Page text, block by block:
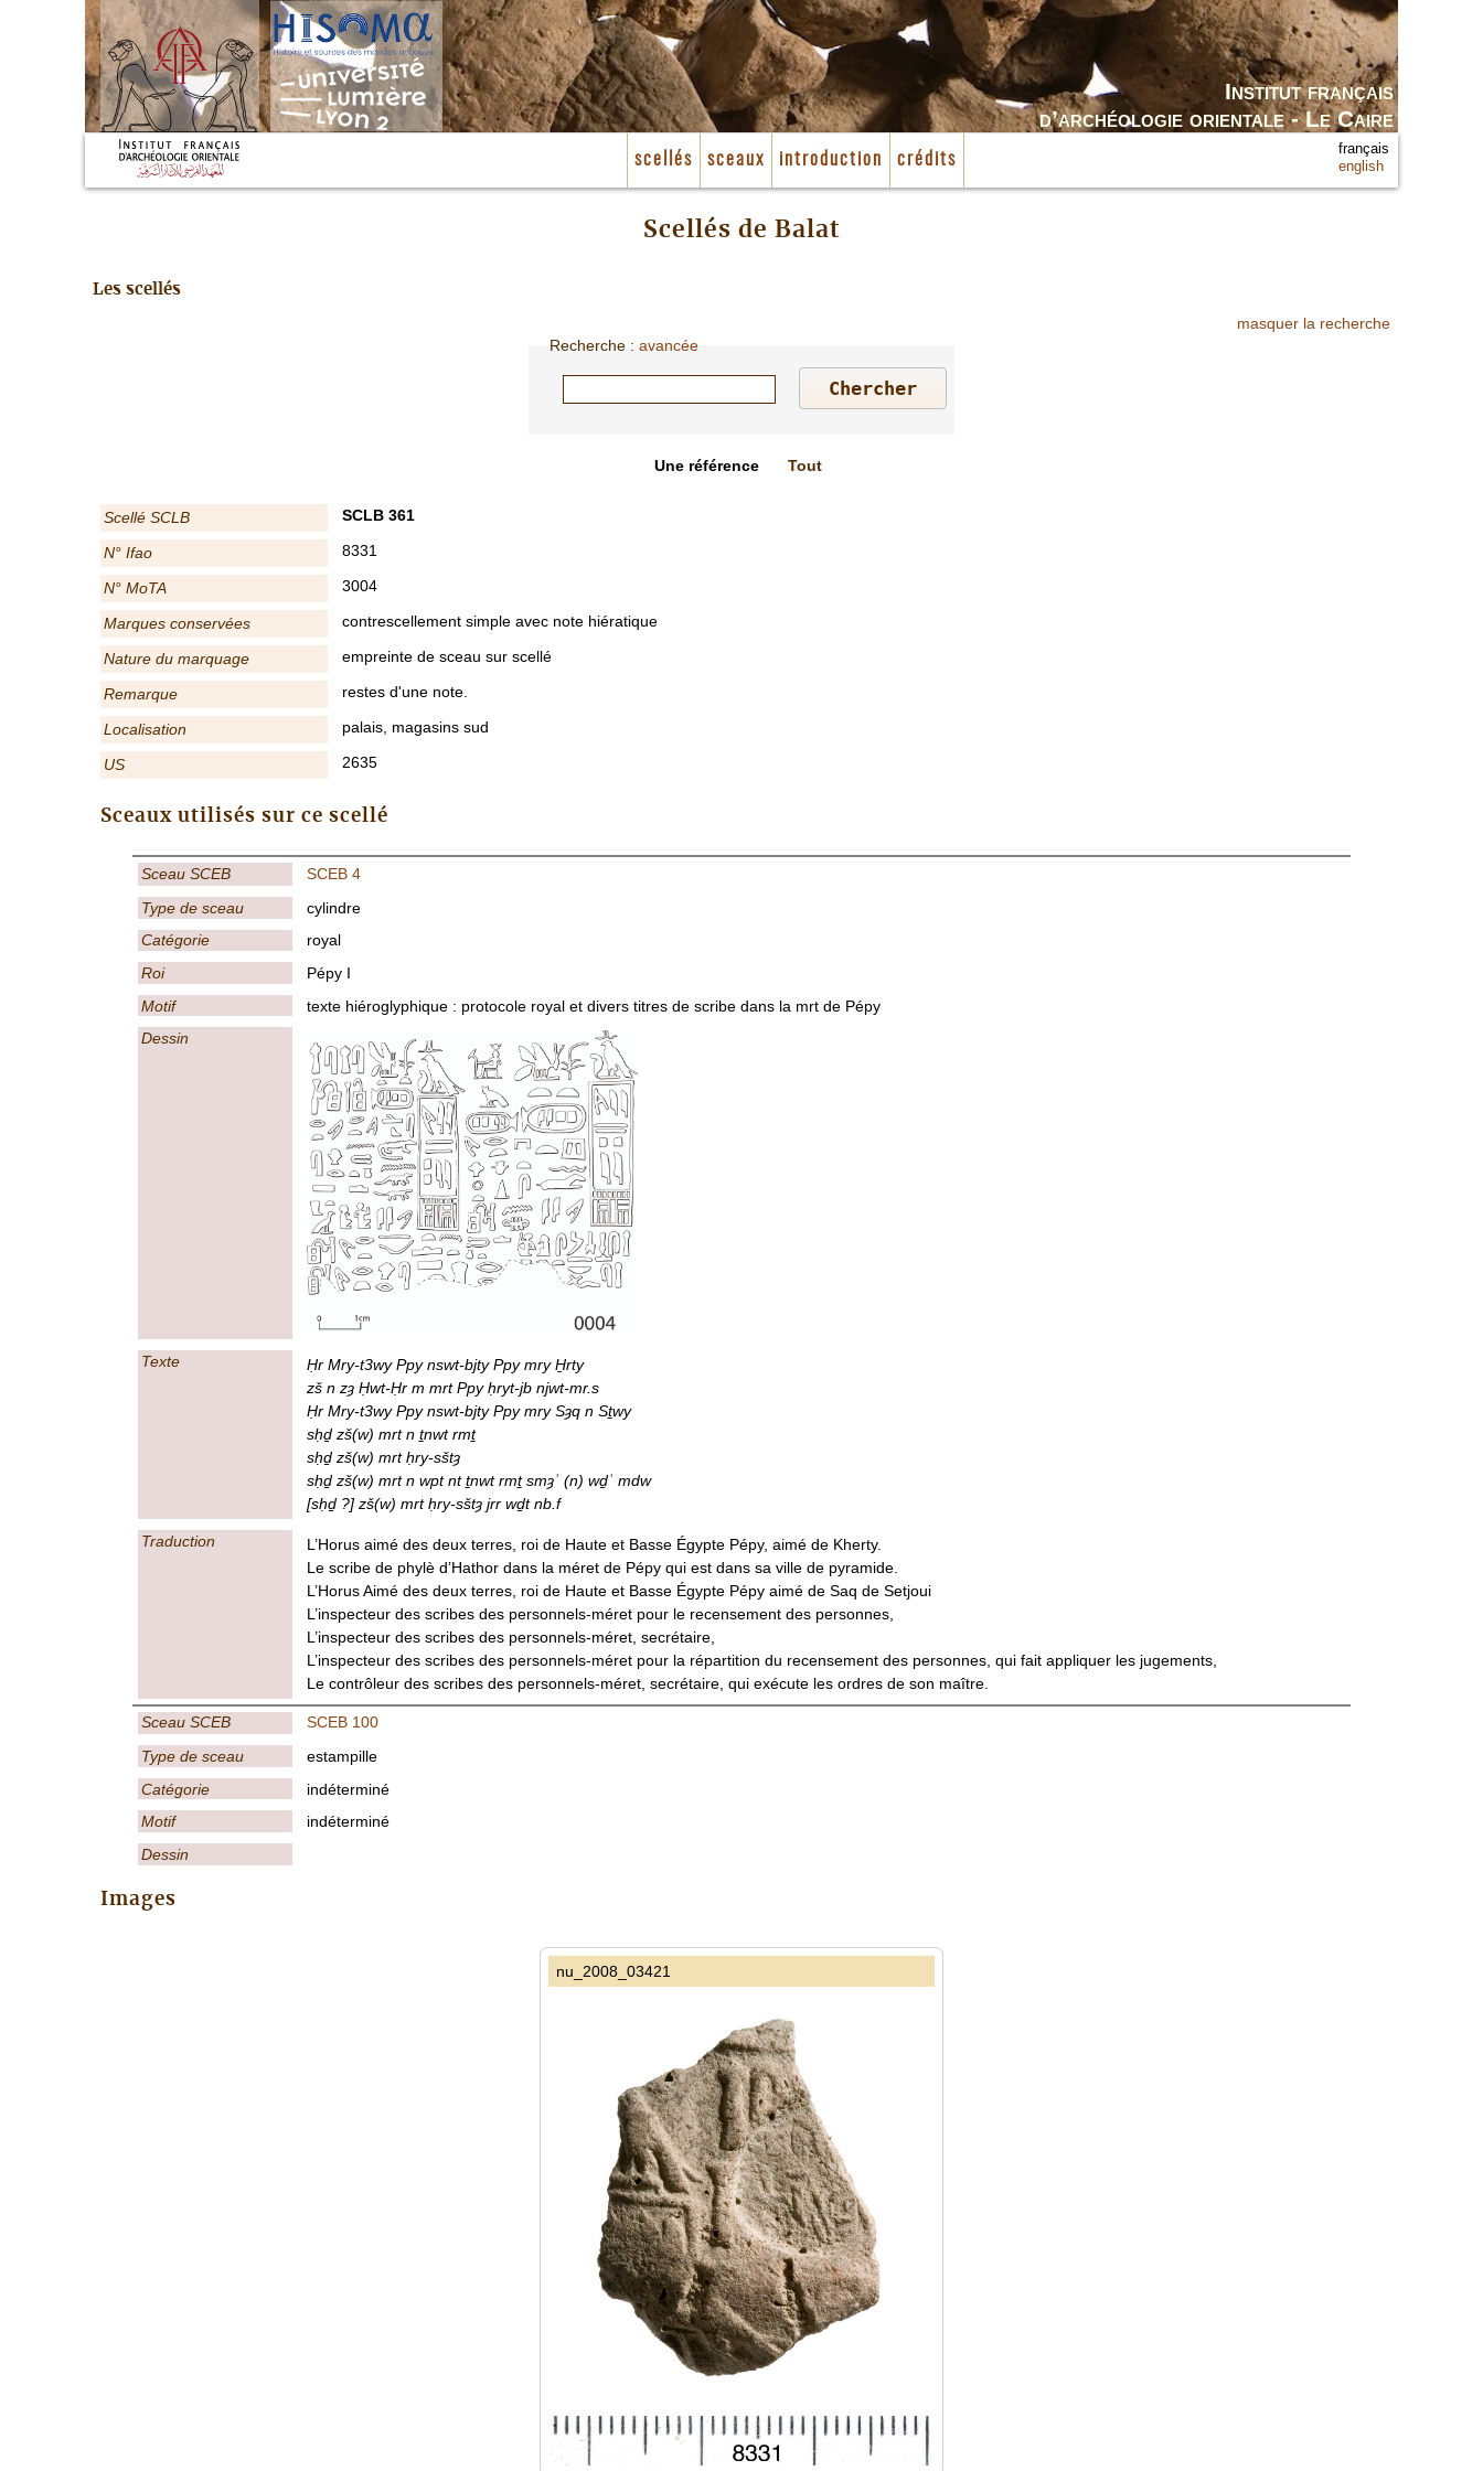
Institut français
d’archéologie orientale - Le Caire
scellés sceaux introduction crédits
français
english
Scellés de Balat
Les scellés
masquer la recherche
Recherche :avancée
Une référence Tout
Scellé SCLB SCLB 361
N° Ifao 8331
N° MoTA 3004
Marques conservées contrescellement simple avec note hiératique
Nature du marquage empreinte de sceau sur scellé
Remarque restes d'une note.
Localisation palais, magasins sud
US 2635
Sceaux utilisés sur ce scellé
Sceau SCEB
SCEB 4
Type de sceau
cylindre
Catégorie
royal
Roi
Pépy I
Motif
texte hiéroglyphique : protocole royal et divers titres de scribe dans la mrt de Pépy
Dessin
Texte
Ḥr Mry-t3wy Ppy nswt-bjty Ppy mry H̱rty
zš n zȝ Ḥwt-Ḥr m mrt Ppy ḥryt-jb njwt-mr.s
Ḥr Mry-t3wy Ppy nswt-bjty Ppy mry Sȝq n Sṯwy
sḥḏ zš(w) mrt n ṯnwt rmṯ
sḥḏ zš(w) mrt ḥry-sštȝ
sḥḏ zš(w) mrt n wpt nt ṯnwt rmṯ smȝʿ (n) wḏʿ mdw
[sḥḏ ?] zš(w) mrt ḥry-sštȝ jrr wḏt nb.f
Traduction
L’Horus aimé des deux terres, roi de Haute et Basse Égypte Pépy, aimé de Kherty.
Le scribe de phylè d’Hathor dans la méret de Pépy qui est dans sa ville de pyramide.
L’Horus Aimé des deux terres, roi de Haute et Basse Égypte Pépy aimé de Saq de Setjoui
L’inspecteur des scribes des personnels-méret pour le recensement des personnes,
L’inspecteur des scribes des personnels-méret, secrétaire,
L’inspecteur des scribes des personnels-méret pour la répartition du recensement des personnes, qui fait appliquer les jugements,
Le contrôleur des scribes des personnels-méret, secrétaire, qui exécute les ordres de son maître.
Sceau SCEB
SCEB 100
Type de sceau
estampille
Catégorie
indéterminé
Motif
indéterminé
Dessin
Images
nu_2008_03421